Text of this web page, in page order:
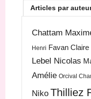
Articles par
Chattam
Henri Favan Claire
Lebel Nicolas
Amélie Orcival
Niko Thilliez